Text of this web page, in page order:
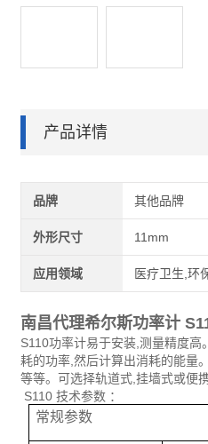
产品详情
品牌 其他品牌
外形尺寸 11mm
应用领域 医疗卫生,环
南昌代理希尔斯功率计
S110功率计易于安装,测量精度高
耗的功率,然后计算出消耗的能量
等等。可选择轨道式,挂墙式或便携
S110 技术参数 ：
常规参数